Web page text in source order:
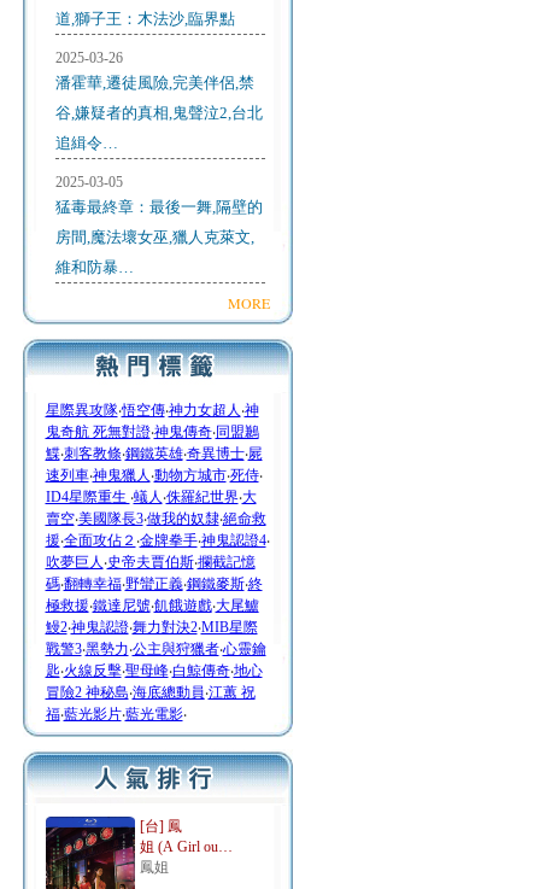
道,獅子王：木法沙,臨界點
2025-03-26
潘霍華,遷徒風險,完美伴侶,禁
谷,嫌疑者的真相,鬼聲泣2,台北
追緝令…
2025-03-05
猛毒最終章：最後一舞,隔壁的
房間,魔法壞女巫,獵人克萊文,
維和防暴…
MORE
星際異攻隊‧悟空傳‧神力女超人 ‧神
鬼奇航 死無對證‧神鬼傳奇‧同盟鶼
鰈‧刺客教條‧鋼鐵英雄‧奇異博士‧屍
速列車‧神鬼獵人 ‧動物方城市‧死侍‧
ID4星際重生 ‧蟻人 ‧侏羅紀世界‧大
賣空‧美國隊長3‧做我的奴隸‧絕命救
援‧全面攻佔２ ‧金牌拳手‧神鬼認證4‧
吹夢巨人 ‧史帝夫賈伯斯‧攔截記憶
碼‧翻轉幸福‧野蠻正義‧鋼鐵麥斯‧終
極救援‧鐵達尼號‧飢餓遊戲‧大尾鱸
鰻2‧神鬼認證‧舞力對決2‧MIB星際
戰警3‧黑勢力‧公主與狩獵者‧心靈鑰
匙‧火線反擊‧聖母峰‧白鯨傳奇‧地心
冒險2 神秘島‧海底總動員‧江蕙 祝
福‧藍光影片‧藍光電影‧
[台] 鳳
姐 (A Girl ou…
鳳姐